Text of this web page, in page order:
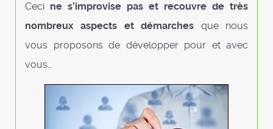
Ceci ne s’improvise pas et recouvre de très
nombreux aspects et démarches que nous
vous proposons de développer pour et avec
vous…